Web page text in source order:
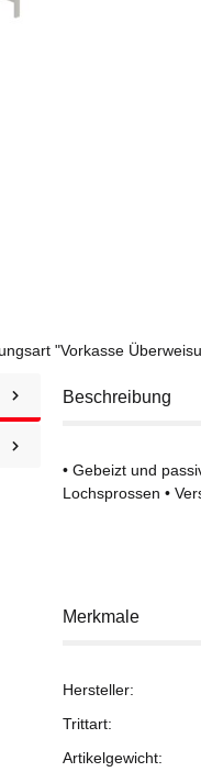
"Vorkasse
Beschreibung
• Gebeizt und
Lochsprossen •
Merkmale
Hersteller:
Trittart:
Artikelgewicht: